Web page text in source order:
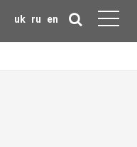
uk ru en